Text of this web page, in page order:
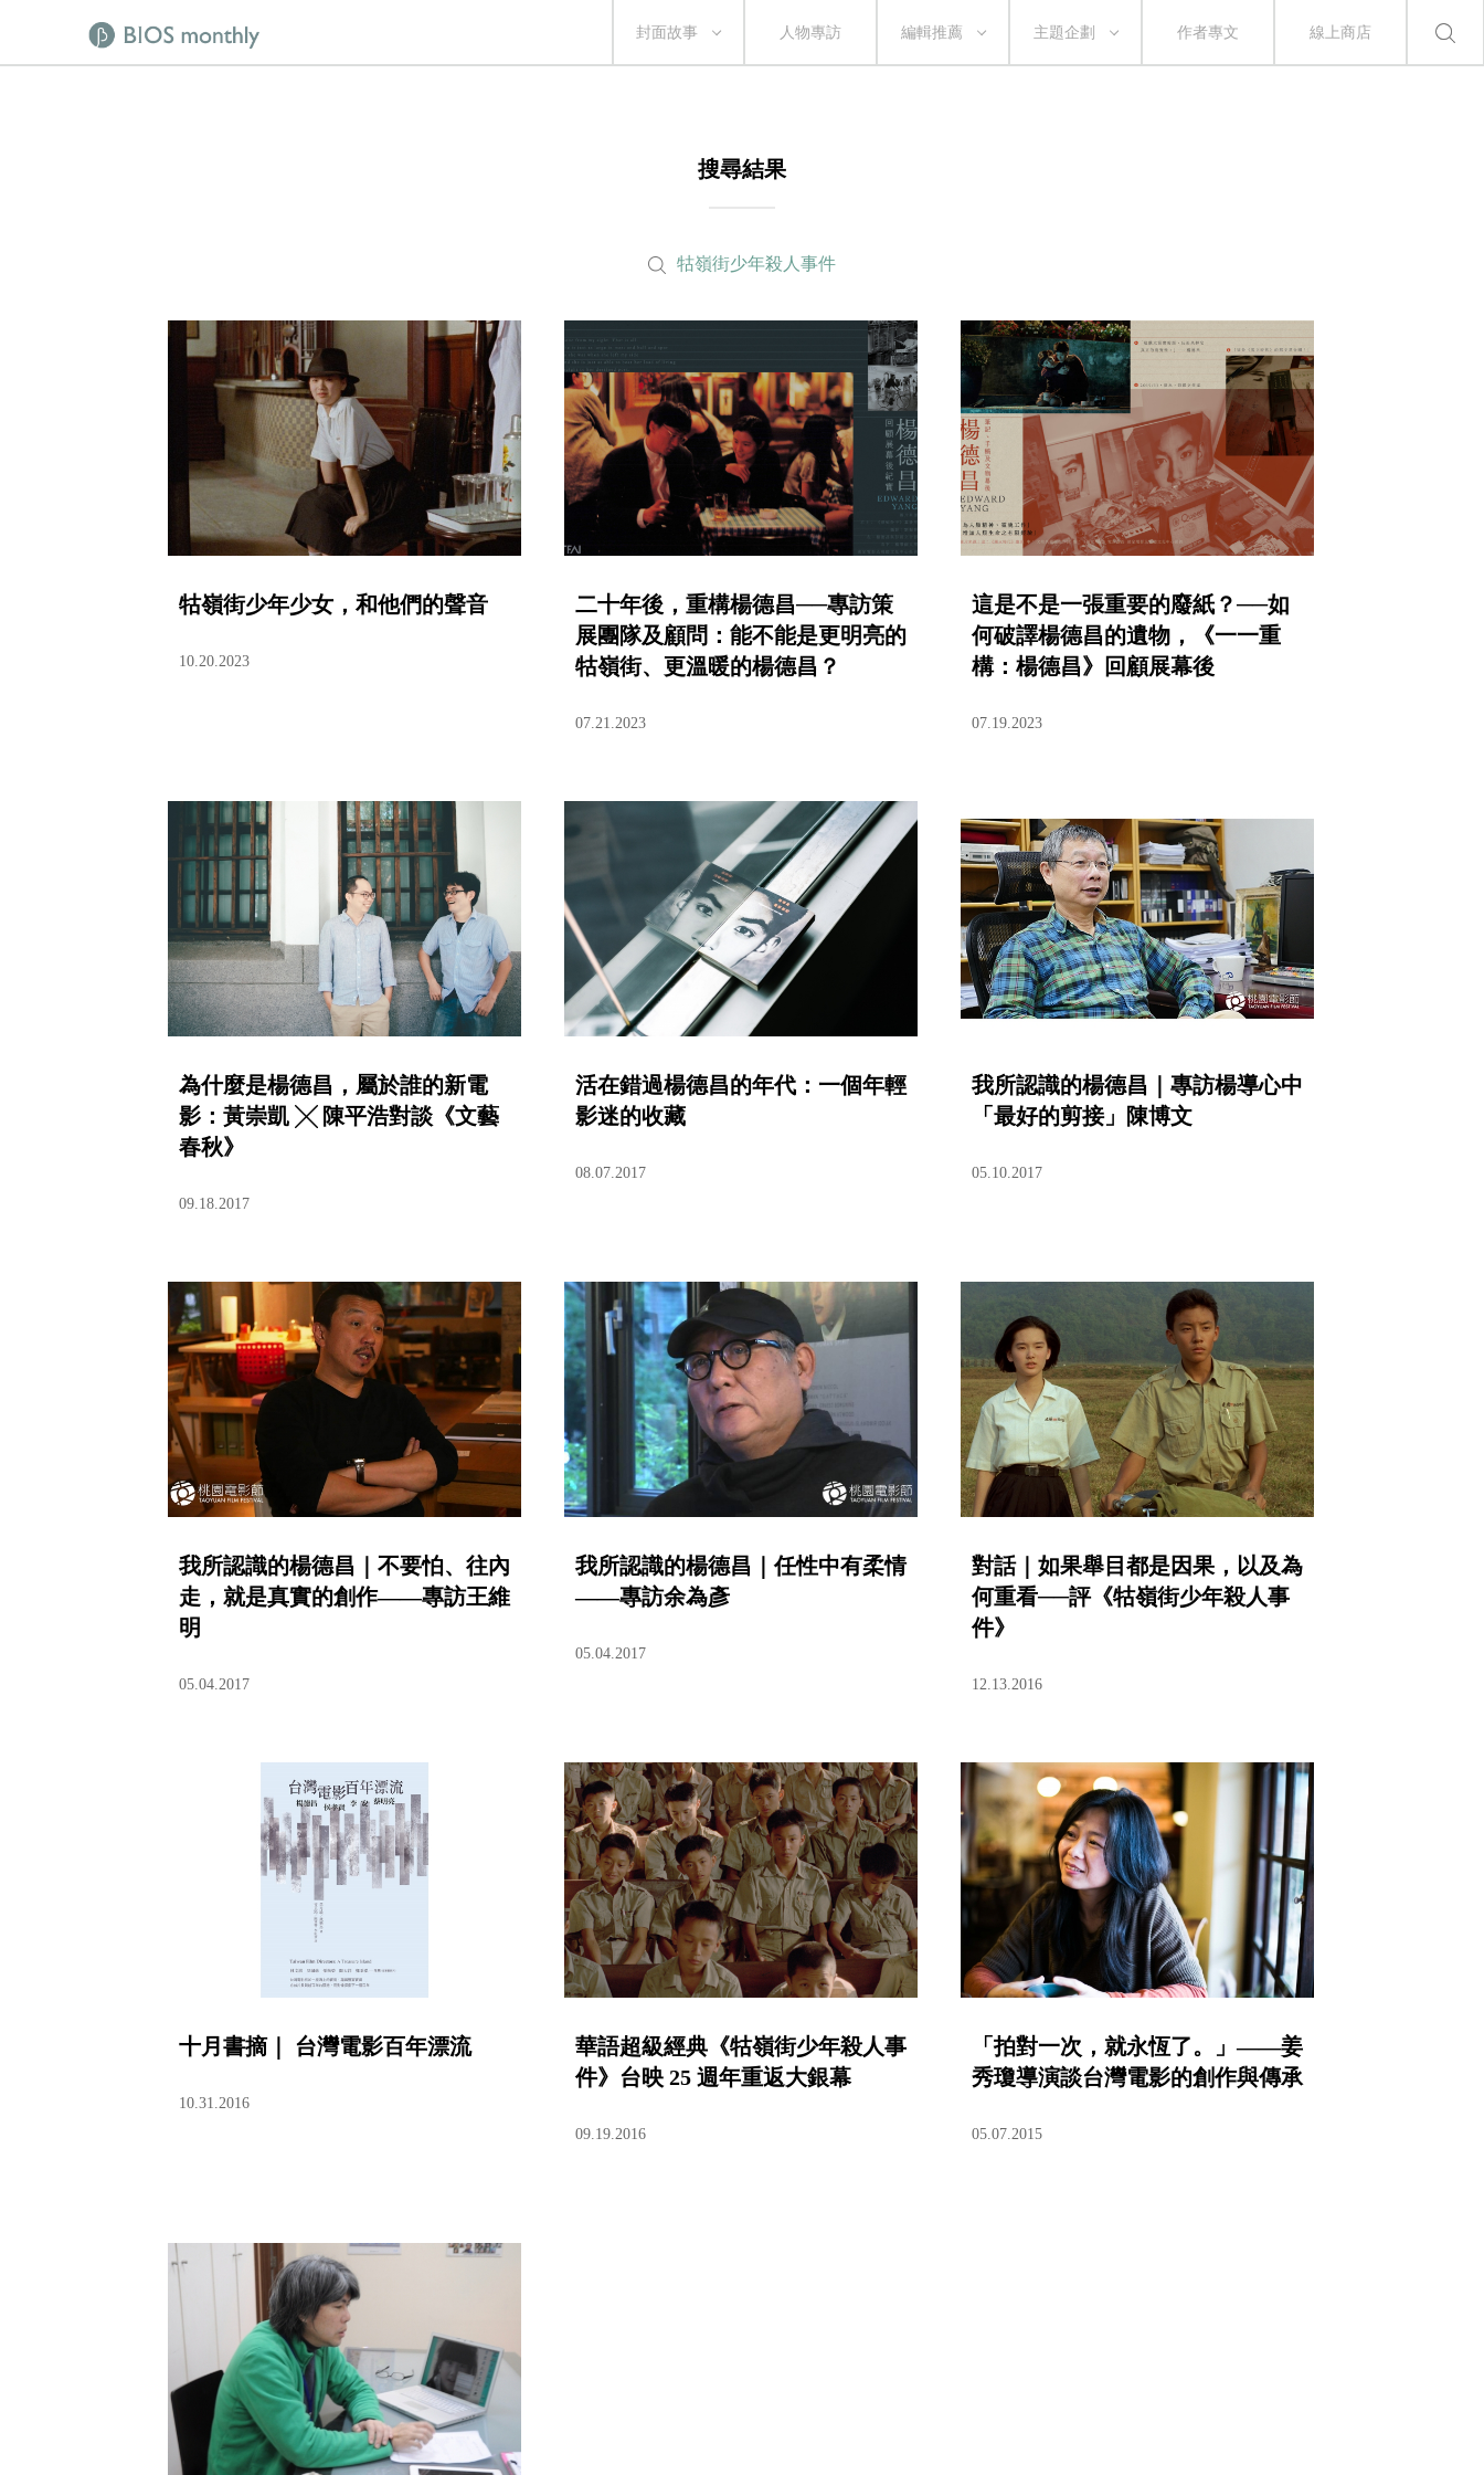
封面故事 人物專訪 編輯推薦 主題企劃 作者專文 線上商店
搜尋結果
牯嶺街少年殺人事件
牯嶺街少年少女，和他們的聲音
10.20.2023
二十年後，重構楊德昌──專訪策
展團隊及顧問：能不能是更明亮的
牯嶺街、更溫暖的楊德昌？
07.21.2023
這是不是一張重要的廢紙？──如
何破譯楊德昌的遺物，《一一重
構：楊德昌》回顧展幕後
07.19.2023
為什麼是楊德昌，屬於誰的新電
影：黃崇凱 ╳ 陳平浩對談《文藝
春秋》
09.18.2017
活在錯過楊德昌的年代：一個年輕
影迷的收藏
08.07.2017
我所認識的楊德昌｜專訪楊導心中
「最好的剪接」陳博文
05.10.2017
我所認識的楊德昌｜不要怕、往內
走，就是真實的創作——專訪王維
明
05.04.2017
我所認識的楊德昌｜任性中有柔情
——專訪余為彥
05.04.2017
對話｜如果舉目都是因果，以及為
何重看──評《牯嶺街少年殺人事
件》
12.13.2016
十月書摘｜ 台灣電影百年漂流
10.31.2016
華語超級經典《牯嶺街少年殺人事
件》台映 25 週年重返大銀幕
09.19.2016
「拍對一次，就永恆了。」——姜
秀瓊導演談台灣電影的創作與傳承
05.07.2015